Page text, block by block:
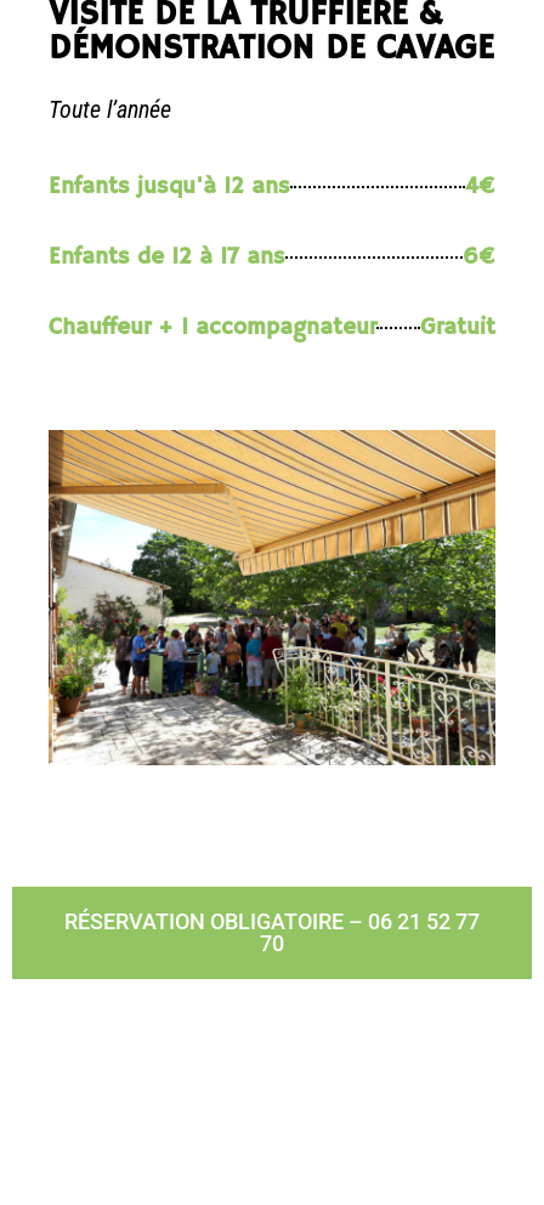
VISITE DE LA TRUFFIÈRE &
DÉMONSTRATION DE CAVAGE
Toute l’année
Enfants jusqu'à 12 ans 4€
Enfants de 12 à 17 ans 6€
Chauffeur + 1 accompagnateur Gratuit
RÉSERVATION OBLIGATOIRE – 06 21 52 77
70